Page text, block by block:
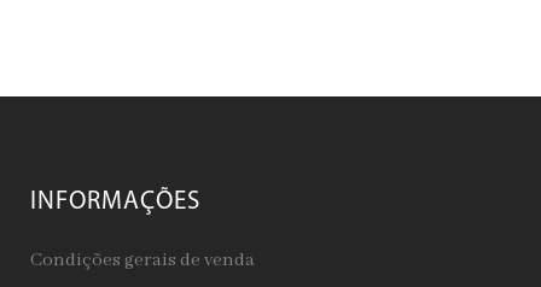
INFORMAÇÕES
Condições gerais de venda